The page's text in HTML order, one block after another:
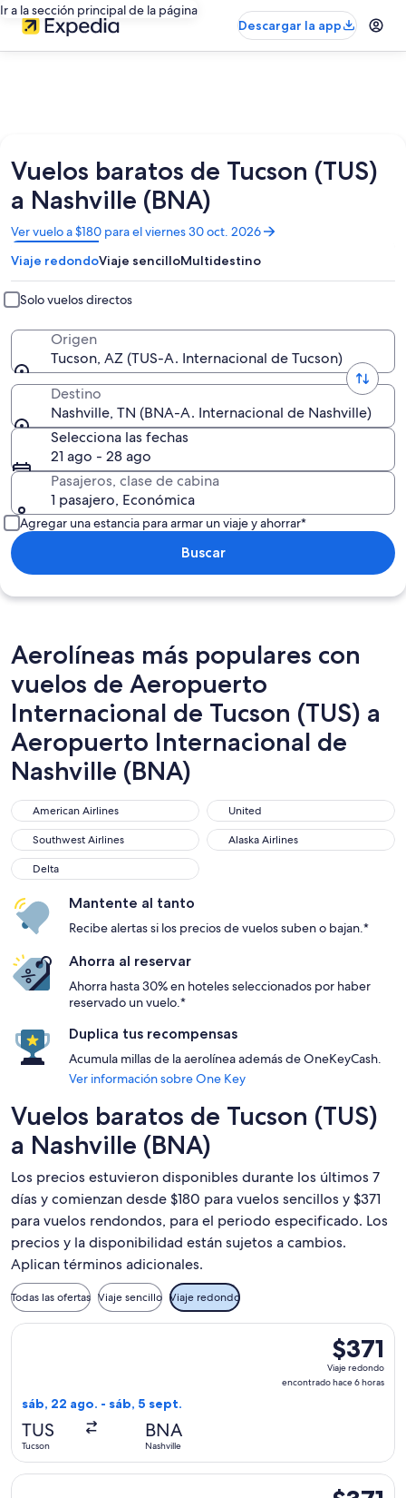
Ir a la sección principal de la página
Descargar la app
Vuelos baratos de Tucson (TUS)
a Nashville (BNA)
Ver vuelo a $180 para el viernes 30 oct. 2026
Se
abrirá
en
una
nueva
ventana
Viaje redondoViaje sencilloMultidestino
Solo vuelos directos
Origen
Tucson, AZ (TUS-A. Internacional de Tucson)
Destino
Nashville, TN (BNA-A. Internacional de Nashville)
Selecciona las fechas
21 ago - 28 ago
Pasajeros, clase de cabina
1 pasajero, Económica
Agregar una estancia para armar un viaje y ahorrar*
Buscar
Aerolíneas más populares con
vuelos de Aeropuerto
Internacional de Tucson (TUS) a
Aeropuerto Internacional de
Nashville (BNA)
American Airlines
American Airlines United
United
Southwest Airlines
Southwest Airlines Alaska Airlines
Alaska Airlines
Delta
Delta
Mantente al tanto
Recibe alertas si los precios de vuelos suben o bajan.*
Ahorra al reservar
Ahorra hasta 30% en hoteles seleccionados por haber
reservado un vuelo.*
Duplica tus recompensas
Acumula millas de la aerolínea además de OneKeyCash.
Ver información sobre One Key
Vuelos baratos de Tucson (TUS)
a Nashville (BNA)
Los precios estuvieron disponibles durante los últimos 7
días y comienzan desde $180 para vuelos sencillos y $371
para vuelos rendondos, para el periodo especificado. Los
precios y la disponibilidad están sujetos a cambios.
Aplican términos adicionales.
Todas las ofertas Viaje sencillo Viaje redondo
$371
Viaje
redondo,
$371
Viaje redondo
encontrado hace 6 horas
sáb, 22 ago. - sáb, 5 sept.
TUS
Tucson
BNA
Nashville
Seleccionar vuelo de United, con salida el sáb, 22 ago.
$371
Seleccionar vuelo de Delta, con salida el sáb, 22 ago.